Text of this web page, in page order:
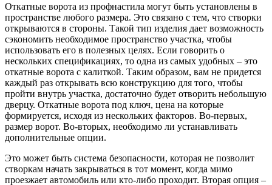
Откатные ворота из профнастила могут быть установлены в
пространстве любого размера. Это связано с тем, что створки
открываются в стороны. Такой тип изделия дает возможность
сэкономить необходимое пространство участка, чтобы
использовать его в полезных целях. Если говорить о
нескольких спецификациях, то одна из самых удобных – это
откатные ворота с калиткой. Таким образом, вам не придется
каждый раз открывать всю конструкцию для того, чтобы
пройти внутрь участка, достаточно будет отворить небольшую
дверцу. Откатные ворота под ключ, цена на которые
формируется, исходя из нескольких факторов. Во-первых,
размер ворот. Во-вторых, необходимо ли устанавливать
дополнительные опции.
Это может быть система безопасности, которая не позволит
створкам начать закрываться в тот момент, когда мимо
проезжает автомобиль или кто-либо проходит. Вторая опция –